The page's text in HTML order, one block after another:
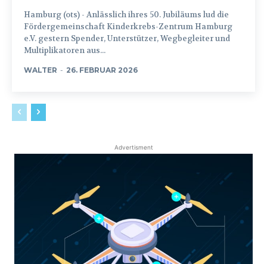
Hamburg (ots) - Anlässlich ihres 50. Jubiläums lud die
Fördergemeinschaft Kinderkrebs-Zentrum Hamburg
e.V. gestern Spender, Unterstützer, Wegbegleiter und
Multiplikatoren aus...
WALTER - 26. FEBRUAR 2026
Advertisment